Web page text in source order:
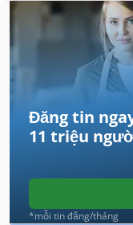
Đăng tin
11 triệu
*mỗi tin đăng/tháng